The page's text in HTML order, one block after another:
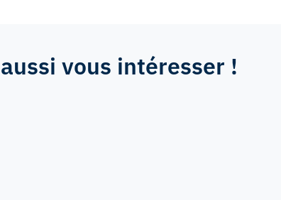
vous intéresser !